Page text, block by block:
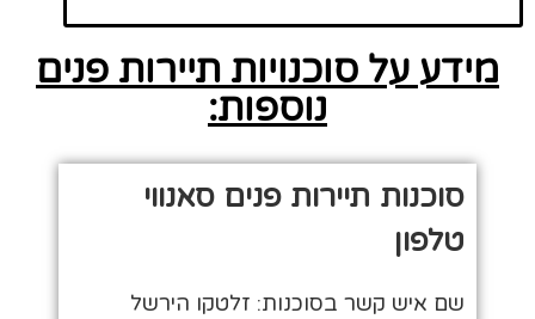
מידע על סוכנויות תיירות פנים
נוספות:
סוכנות תיירות פנים סאנווי
טלפון
שם איש קשר בסוכנות: זלטקו הירשל